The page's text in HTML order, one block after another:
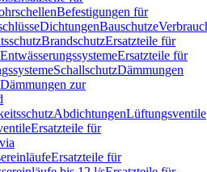
Befestigungen für
DichtungenBauschutze
BrandschutzErsatzteile für
Ersatzteile für
SchallschutzDämmungen
Dämmungen zur
AbdichtungenLüftungsventile
Ersatzteile für
Ersatzteile für